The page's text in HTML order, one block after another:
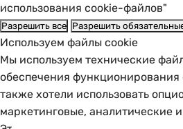
использования cookie-файлов"
Разрешить все Разрешить
Используем файлы cookie
Мы используем технические
обеспечения
также хотели использовать
маркетинговые, аналитические